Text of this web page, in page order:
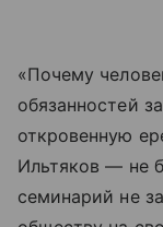
«Почему
обязанностей
откровенную
Ильтяков — не
семинарий не